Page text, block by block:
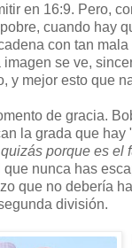
en 16:9. Pero,
cuando hay
con tan
se ve,
y mejor esto que
de gracia.
la grada que hay
porque es el
nunca has
que no debería
división.